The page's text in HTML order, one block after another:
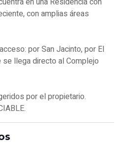
con amplias áreas
por San Jacinto, por El
llega directo al Complejo
por el propietario.